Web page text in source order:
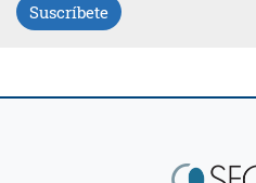
Suscríbete